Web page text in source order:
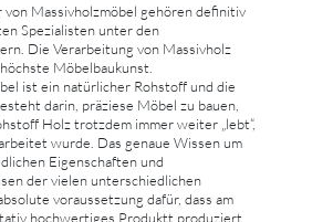
Massivholzmöbel gehören definitiv
Spezialisten unter den
Die Verarbeitung von Massivholz
Möbelbaukunst.
ist ein natürlicher Rohstoff und die
darin, präziese Möbel zu bauen,
Holz trotzdem immer weiter „lebt“,
wurde. Das genaue Wissen um
Eigenschaften und
der vielen unterschiedlichen
voraussetzung dafür, dass am
hochwertiges Produktt produziert